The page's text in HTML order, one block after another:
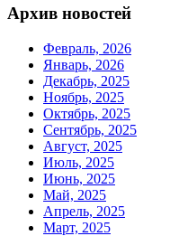
Архив новостей
Февраль, 2026
Январь, 2026
Декабрь, 2025
Ноябрь, 2025
Октябрь, 2025
Сентябрь, 2025
Август, 2025
Июль, 2025
Июнь, 2025
Май, 2025
Апрель, 2025
Март, 2025